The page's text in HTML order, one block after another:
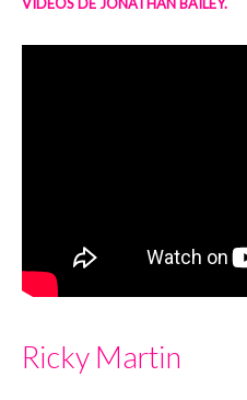
Ricky Martin